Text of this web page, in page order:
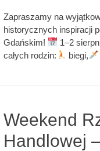
Zapraszamy na
historycznych inspiracji
Gdańskim!
1–2
całych rodzin:
biegi,
Weekend
Handlowej